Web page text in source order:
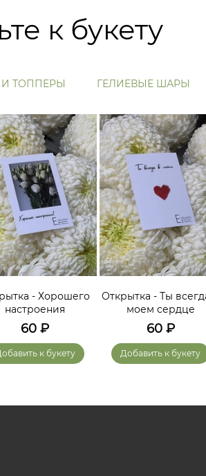
к букету
ТОППЕРЫ ГЕЛИЕВЫЕ ШАРЫ
- Хорошего
настроения
60 ₽
к букету
Открытка - Ты
моем сердце
60₽
Добавить к букету